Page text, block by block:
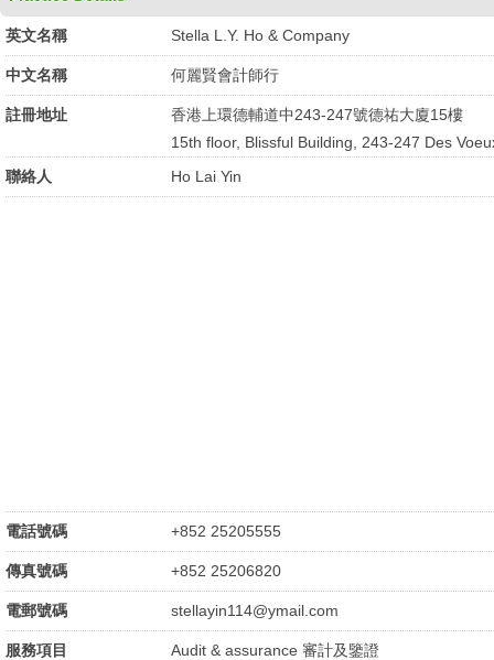
英文名稱 Stella L.Y. Ho & Company
中文名稱 何麗賢會計師行
註冊地址
香港上環德輔道中243-247號德祐大廈15樓
15th floor, Blissful Building, 243-247 Des
聯絡人
Ho Lai Yin
電話號碼 +852 25205555
傳真號碼 +852 25206820
電郵號碼 stellayin114@ymail.com
服務項目
Audit & assurance 審計及鑒證